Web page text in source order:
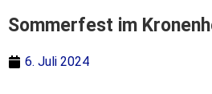
Sommerfest im
6. Juli 2024